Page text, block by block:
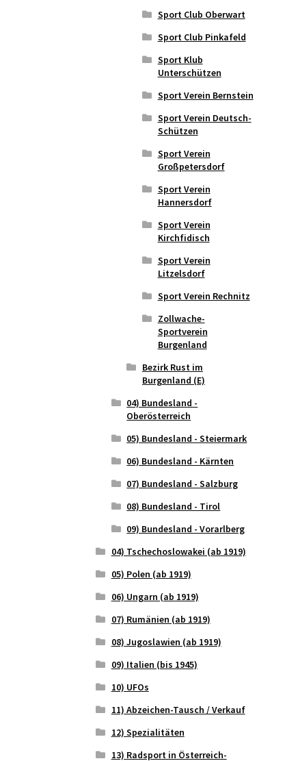
Sport Club Oberwart
Sport Club Pinkafeld
Sport Klub
Unterschützen
Sport Verein Bernstein
Sport Verein Deutsch-
Schützen
Sport Verein
Großpetersdorf
Sport Verein
Hannersdorf
Sport Verein
Kirchfidisch
Sport Verein
Litzelsdorf
Sport Verein Rechnitz
Zollwache-
Sportverein
Burgenland
Bezirk Rust im
Burgenland (E)
04) Bundesland -
Oberösterreich
05) Bundesland - Steiermark
06) Bundesland - Kärnten
07) Bundesland - Salzburg
08) Bundesland - Tirol
09) Bundesland - Vorarlberg
04) Tschechoslowakei (ab 1919)
05) Polen (ab 1919)
06) Ungarn (ab 1919)
07) Rumänien (ab 1919)
08) Jugoslawien (ab 1919)
09) Italien (bis 1945)
10) UFOs
11) Abzeichen-Tausch / Verkauf
12) Spezialitäten
13) Radsport in Österreich-